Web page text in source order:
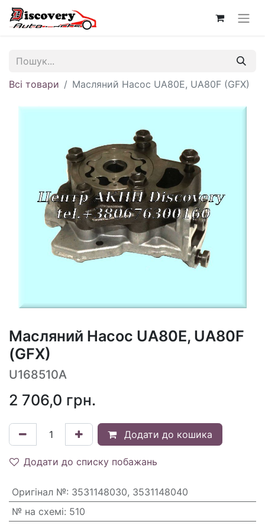
Всі товари Масляний Насос UA80E, UA80F (GFX)
Масляний Насос UA80E, UA80F
(GFX)
U168510A
2 706,0 грн.
Додати до кошика
Додати до списку побажань
Оригінал №: 3531148030, 3531148040
№ на схемі: 510